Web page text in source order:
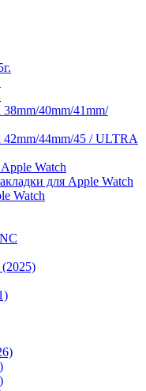
40mm/41mm/
44mm/45 / ULTRA
Watch
для Apple Watch
Watch